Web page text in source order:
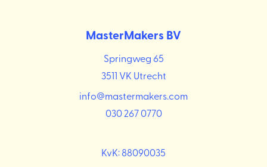
MasterMakers BV
Springweg 65
3511 VK Utrecht
info@mastermakers.com
030 267 0770
KvK: 88090035